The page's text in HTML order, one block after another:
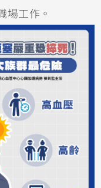
場工作。